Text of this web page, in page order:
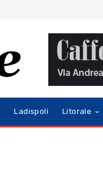
Ladispoli Litorale